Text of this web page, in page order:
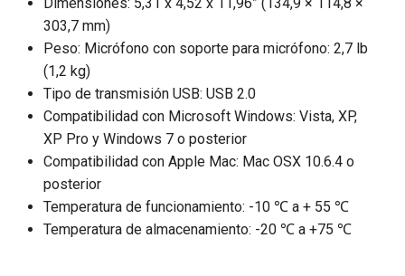
303,7 mm)
Peso: Micrófono con soporte para micrófono: 2,7 lb
(1,2 kg)
Tipo de transmisión USB: USB 2.0
Compatibilidad con Microsoft Windows: Vista, XP,
XP Pro y Windows 7 o posterior
Compatibilidad con Apple Mac: Mac OSX 10.6.4 o
posterior
Temperatura de funcionamiento: -10 ℃ a + 55 ℃
Temperatura de almacenamiento: -20 ℃ a +75 ℃